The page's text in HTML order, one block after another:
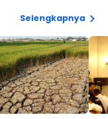
Selengkapnya